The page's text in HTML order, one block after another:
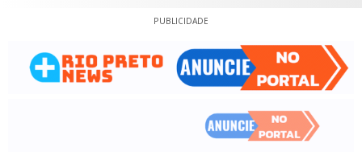
PUBLICIDADE